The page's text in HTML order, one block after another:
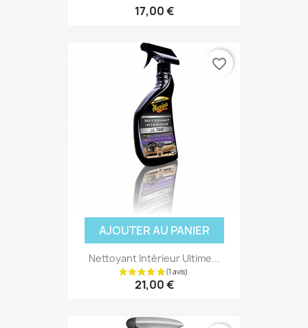
17,00 €
AJOUTER AU PANIER
Nettoyant Intérieur Ultime...
21,00 €
favorite_border